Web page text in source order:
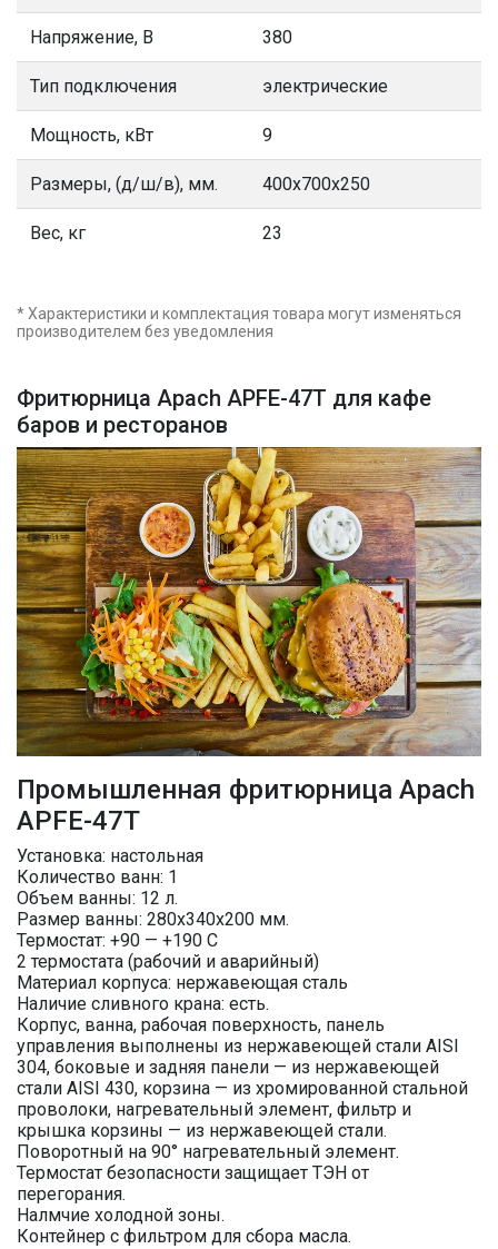
Фритюрница Apach APFE-47T для кафе
баров и ресторанов
Промышленная фритюрница Apach
APFE-47T
Установка: настольная
Количество ванн: 1
Объем ванны: 12 л.
Размер ванны: 280х340х200 мм.
Термостат: +90 — +190 С
2 термостата (рабочий и аварийный)
Материал корпуса: нержавеющая сталь
Наличие сливного крана: есть.
Корпус, ванна, рабочая поверхность, панель
управления выполнены из нержавеющей стали AISI
304, боковые и задняя панели — из нержавеющей
стали AISI 430, корзина — из хромированной стальной
проволоки, нагревательный элемент, фильтр и
крышка корзины — из нержавеющей стали.
Поворотный на 90° нагревательный элемент.
Термостат безопасности защищает ТЭН от
перегорания.
Налмчие холодной зоны.
Контейнер с фильтром для сбора масла.
Напряжение, В 380
Тип подключения электрические
Мощность, кВт 9
Размеры, (д/ш/в), мм. 400х700х250
Вес, кг 23
* Характеристики и комплектация товара могут изменяться
производителем без уведомления